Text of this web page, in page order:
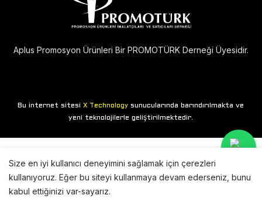
Aplus Promosyon Ürünleri Bir PROMOTÜRK Derneği Üyesidir.
Bu internet sitesiX Technology sunucularında barındırılmakta ve
yeni teknolojilerle geliştirilmektedir.
Size en iyi kullanıcı deneyimini sağlamak için çerezleri
kullanıyoruz. Eğer bu siteyi kullanmaya devam ederseniz, bunu
kabul ettiğinizi var-sayarız.